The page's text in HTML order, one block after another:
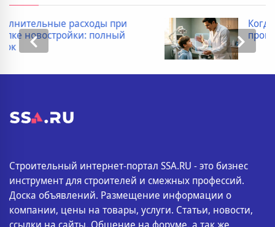
при
полный
Когда ребенку
провести рентген
Строительный интернет-портал SSA.RU - это бизнес
инструмент для строителей и смежных профессий.
Доска объявлений. Размещение информации о
компании, цены на товары, услуги. Статьи, новости,